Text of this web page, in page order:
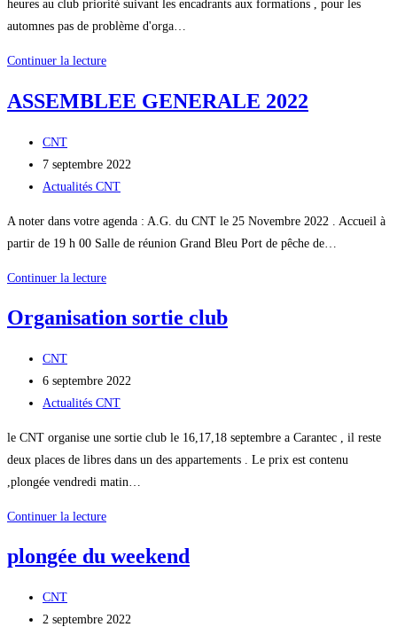
heures au club priorité suivant les encadrants aux formations , pour les
automnes pas de problème d'orga…
Continuer la lectureplongée
matin
ASSEMBLEE GENERALE 2022
Auteur/autrice
de
la
CNT
Publication
publiée :
7 septembre 2022
Post
Actualités CNT
A noter dans votre agenda : A.G. du CNT le 25 Novembre 2022 . Accueil à
partir de 19 h 00 Salle de réunion Grand Bleu Port de pêche de…
Continuer la lectureASSEMBLEE
2022
Organisation sortie club
Auteur/autrice
de
la
CNT
Publication
publiée :
6 septembre 2022
Post
Actualités CNT
le CNT organise une sortie club le 16,17,18 septembre a Carantec , il reste
deux places de libres dans un des appartements . Le prix est contenu
,plongée vendredi matin…
Continuer la lectureOrganisation
club
plongée du weekend
Auteur/autrice
de
CNT
Publication
2 septembre 2022